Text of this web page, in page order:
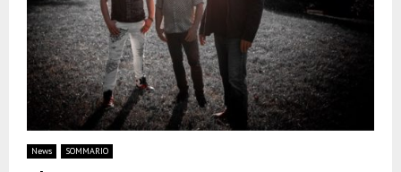
News SOMMARIO